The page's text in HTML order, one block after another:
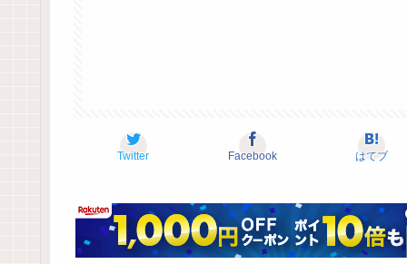
Twitter Facebook はてブ